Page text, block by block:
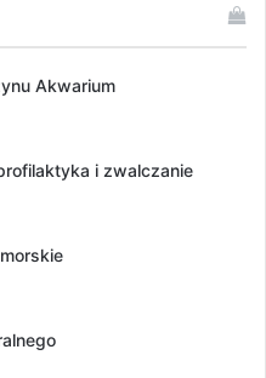
Akwarium
i zwalczanie